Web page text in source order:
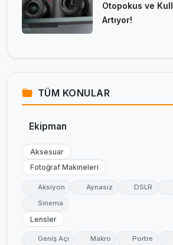
Otopokus ve
Artıyor!
TÜM KONULAR
Ekipman
Aksesuar
Fotoğraf Makineleri
Aksiyon Aynasız DSLR
Sinema
Lensler
Geniş Açı Makro Portre